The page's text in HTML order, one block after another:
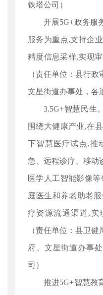
铁塔公司）
开展5G+政务服
服务为重点,支持企
精度信息采样,实现审
（责任单位：县行政
文星街道办事处，各
3.5G+智慧民生
围绕大健康产业,在
下智慧医疗试点,推
急、远程诊疗、移动
医学人工智能影像
庭医生和养老助老
疗资源流通渠道,实
（责任单位：县卫
府、文星街道办事
司）
推进5G+智慧教